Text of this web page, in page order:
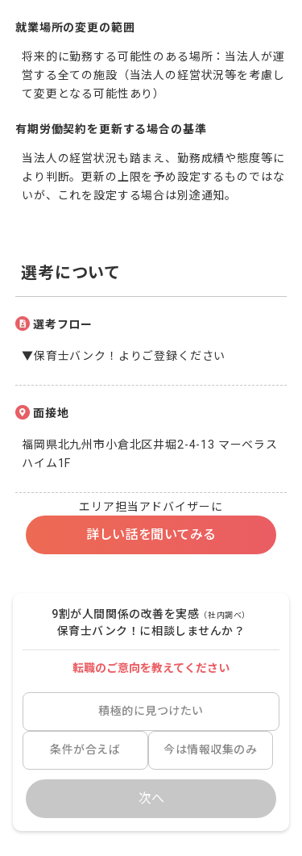
就業場所の変更の範囲
将来的に勤務する可能性のある場所：当法人が運
営する全ての施設（当法人の経営状況等を考慮し
て変更となる可能性あり）
有期労働契約を更新する場合の基準
当法人の経営状況も踏まえ、勤務成績や態度等に
より判断。更新の上限を予め設定するものではな
いが、これを設定する場合は別途通知。
選考について
選考フロー
▼保育士バンク！よりご登録ください
面接地
福岡県北九州市小倉北区井堀2-4-13 マーベラス
ハイム1F
エリア担当アドバイザーに
詳しい話を聞いてみる
9割が人間関係の改善を実感 （社内調べ）
保育士バンク！に相談しませんか？
転職のご意向を教えてください
積極的に見つけたい
条件が合えば 今は情報収集のみ
次へ